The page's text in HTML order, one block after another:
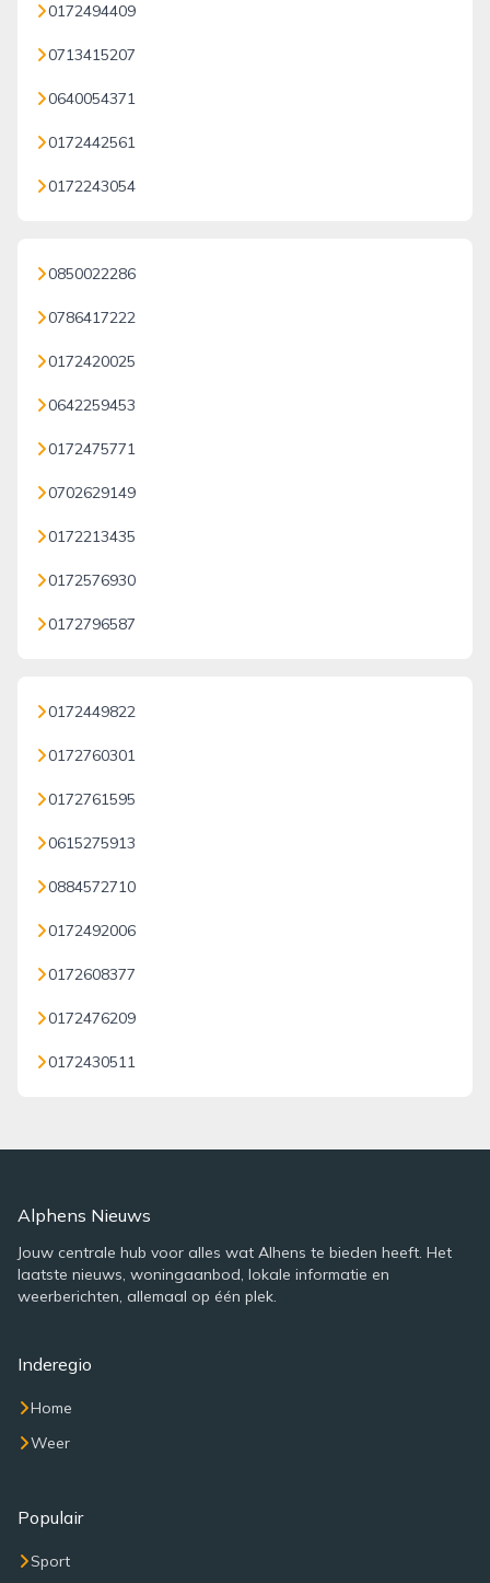
0172494409
0713415207
0640054371
0172442561
0172243054
0850022286
0786417222
0172420025
0642259453
0172475771
0702629149
0172213435
0172576930
0172796587
0172449822
0172760301
0172761595
0615275913
0884572710
0172492006
0172608377
0172476209
0172430511
Alphens Nieuws
Jouw centrale hub voor alles wat Alhens te bieden heeft. Het
laatste nieuws, woningaanbod, lokale informatie en
weerberichten, allemaal op één plek.
Inderegio
Home
Weer
Populair
Sport